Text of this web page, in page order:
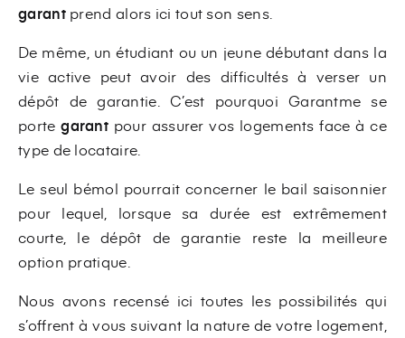
garantprend alors ici tout son sens.
De même, un étudiant ou un jeune débutant dans la
vie active peut avoir des difficultés à verser un
dépôt de garantie. C’est pourquoi Garantme se
portegarant pour assurer vos logements face à ce
type de locataire.
Le seul bémol pourrait concerner le bail saisonnier
pour lequel, lorsque sa durée est extrêmement
courte, le dépôt de garantie reste la meilleure
option pratique.
Nous avons recensé ici toutes les possibilités qui
s’offrent à vous suivant la nature de votre logement,